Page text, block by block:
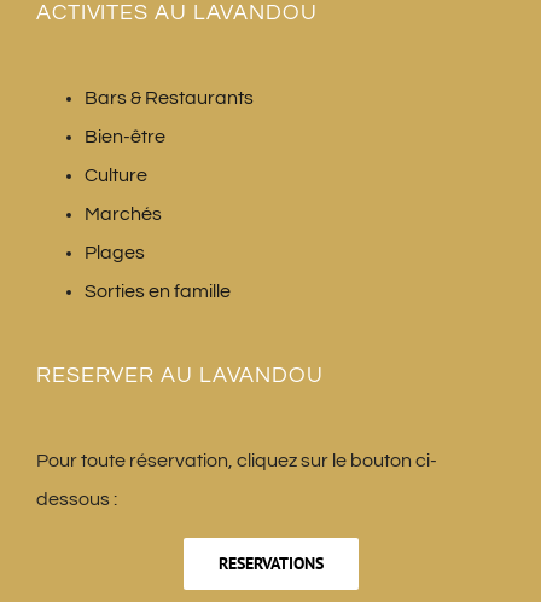
ACTIVITES AU LAVANDOU
Bars & Restaurants
Bien-être
Culture
Marchés
Plages
Sorties en famille
RESERVER AU LAVANDOU
Pour toute réservation, cliquez sur le bouton ci-
dessous :
RESERVATIONS